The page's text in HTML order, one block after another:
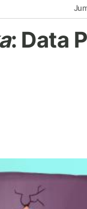
: Data